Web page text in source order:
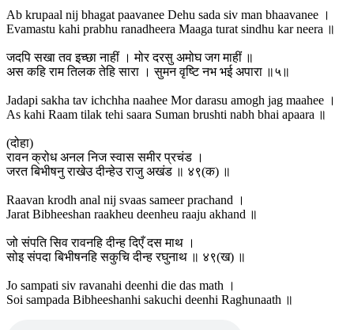
Ab krupaal nij bhagat paavanee Dehu sada siv man bhaavanee ।
Evamastu kahi prabhu ranadheera Maaga turat sindhu kar neera ॥
जदपि सखा तव इच्छा नाहीं । मोर दरसु अमोघ जग माहीं ॥
अस कहि राम तिलक तेहि सारा । सुमन वृष्टि नभ भई अपारा ॥५॥
Jadapi sakha tav ichchha naahee Mor darasu amogh jag maahee ।
As kahi Raam tilak tehi saara Suman brushti nabh bhai apaara ॥
(दोहा)
रावन क्रोध अनल निज स्वास समीर प्रचंड ।
जरत बिभीषनु राखेउ दीन्हेउ राजु अखंड ॥ ४९(क) ॥
Raavan krodh anal nij svaas sameer prachand ।
Jarat Bibheeshan raakheu deenheu raaju akhand ॥
जो संपति सिव रावनहि दीन्ह दिएँ दस माथ ।
सोइ संपदा बिभीषनहि सकुचि दीन्ह रघुनाथ ॥ ४९(ख) ॥
Jo sampati siv ravanahi deenhi die das math ।
Soi sampada Bibheeshanhi sakuchi deenhi Raghunaath ॥